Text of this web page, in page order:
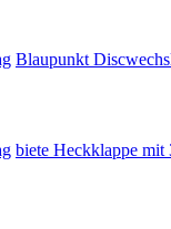
Blaupunkt
biete Heckklappe mit